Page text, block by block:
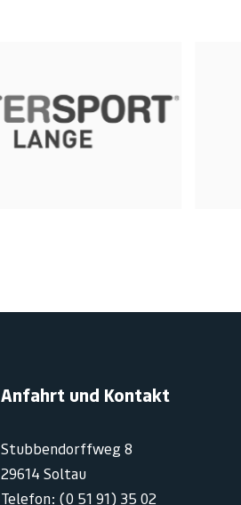
Anfahrt und Kontakt
Stubbendorffweg 8
29614 Soltau
Telefon: (0 51 91) 35 02